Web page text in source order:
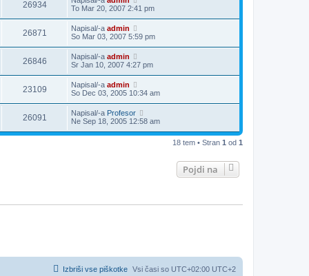
26934
To Mar 20, 2007 2:41 pm
26871 Napisal/-a admin
So Mar 03, 2007 5:59 pm
26846 Napisal/-a admin
Sr Jan 10, 2007 4:27 pm
23109 Napisal/-a admin
So Dec 03, 2005 10:34 am
26091 Napisal/-a Profesor
Ne Sep 18, 2005 12:58 am
18 tem • Stran 1 od 1
Pojdi na
Vsi časi so UTC+02:00 UTC+2
Izbriši vse piškotke